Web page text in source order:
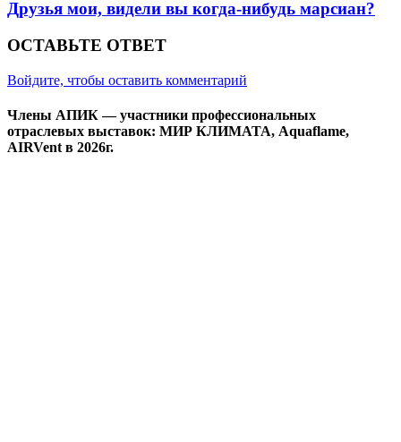
Друзья мои, видели вы когда-нибудь марсиан?
ОСТАВЬТЕ ОТВЕТ
Войдите, чтобы оставить комментарий
Члены АПИК — участники профессиональных
отраслевых выставок: МИР КЛИМАТА, Aquaflame,
AIRVent в 2026г.